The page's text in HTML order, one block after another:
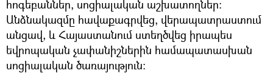
հոգեբաններ, սոցիալական աշխատողներ:
Անձնակազմը հավաքագրվեց, վերապատրաստում
անցավ, և Հայաստանում ստեղծվեց իրապես
եվրոպական չափանիշներին համապատասխան
սոցիալական ծառայություն: